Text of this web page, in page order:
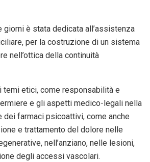
giorni è stata dedicata all’assistenza
per la costruzione di un sistema
nell’ottica della continuità
temi etici, come responsabilità e
e gli aspetti medico-legali nella
farmaci psicoattivi, come anche
e trattamento del dolore nelle
nell’anziano, nelle lesioni,
degli accessi vascolari.